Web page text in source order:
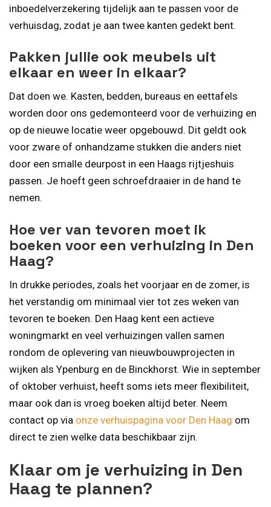
inboedelverzekering tijdelijk aan te passen voor de
verhuisdag, zodat je aan twee kanten gedekt bent.
Pakken jullie ook meubels uit
elkaar en weer in elkaar?
Dat doen we. Kasten, bedden, bureaus en eettafels
worden door ons gedemonteerd voor de verhuizing en
op de nieuwe locatie weer opgebouwd. Dit geldt ook
voor zware of onhandzame stukken die anders niet
door een smalle deurpost in een Haags rijtjeshuis
passen. Je hoeft geen schroefdraaier in de hand te
nemen.
Hoe ver van tevoren moet ik
boeken voor een verhuizing in Den
Haag?
In drukke periodes, zoals het voorjaar en de zomer, is
het verstandig om minimaal vier tot zes weken van
tevoren te boeken. Den Haag kent een actieve
woningmarkt en veel verhuizingen vallen samen
rondom de oplevering van nieuwbouwprojecten in
wijken als Ypenburg en de Binckhorst. Wie in september
of oktober verhuist, heeft soms iets meer flexibiliteit,
maar ook dan is vroeg boeken altijd beter. Neem
contact op via onze verhuispagina voor Den Haag om
direct te zien welke data beschikbaar zijn.
Klaar om je verhuizing in Den
Haag te plannen?